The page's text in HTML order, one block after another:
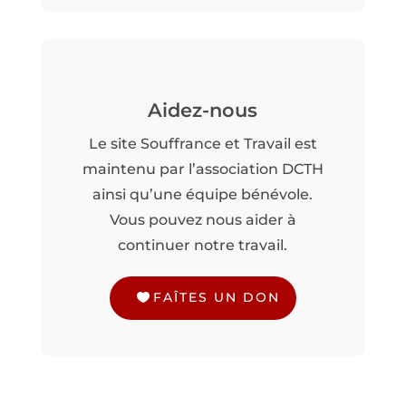
Aidez-nous
Le site Souffrance et Travail est
maintenu par l’association DCTH
ainsi qu’une équipe bénévole.
Vous pouvez nous aider à
continuer notre travail.
FAÎTES UN DON